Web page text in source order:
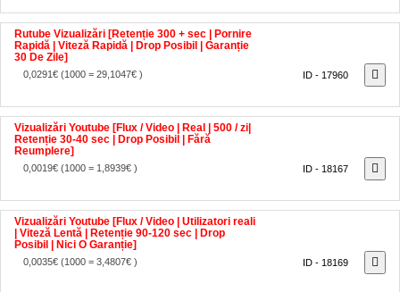
Rutube Vizualizări [Retenție 300 + sec | Pornire
Rapidă | Viteză Rapidă | Drop Posibil | Garanție
30 De Zile]
0,0291€(1000 = 29,1047€ )
Vizualizări Youtube [Flux / Video | Real | 500 / zi|
Retenție 30-40 sec | Drop Posibil | Fără
Reumplere]
0,0019€(1000 = 1,8939€ )
Vizualizări Youtube [Flux / Video | Utilizatori reali
| Viteză Lentă | Retenție 90-120 sec | Drop
Posibil | Nici O Garanție]
0,0035€(1000 = 3,4807€ )